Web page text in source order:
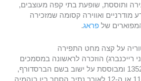
ותוססת, שופעת בתי קפה מעוצבים,
מודרניים ואווירה קסומה שמזכירה
שלפראג.
על קצה מחט התפירה
רייכנברג) הוזכרה לראשונה במסמכים
היסטוריים כבר בשנת 1352 ומבוססת על ישוב בשם הברסדורף,